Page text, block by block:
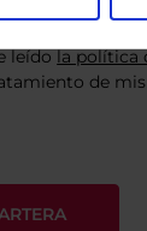
leídola política
de